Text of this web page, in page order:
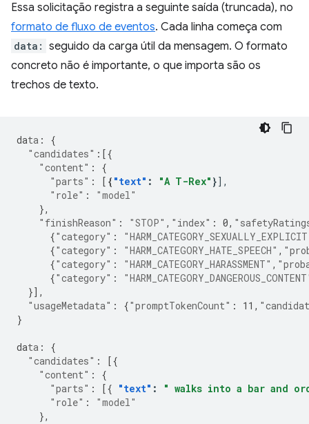
Essa solicitação registra a seguinte saída (truncada), no
formato de fluxo de eventos. Cada linha começa com
data: seguido da carga útil da mensagem. O formato
concreto não é importante, o que importa são os
trechos de texto.
data :
{
"candidates" :[{
"content" :
{
"parts" : [ { "text" : "A T-Rex" }
"role" :
"model"
},
"finishReason" : "STOP" , "index" : 0,
{"category" :
{"category" : "HARM_CATEGORY_HATE_SPEECH" ,
{"category" : "HARM_CATEGORY_HARASSMENT" ,
{"category" :
}],
"usageMetadata" : {"promptTokenCount" : 11 ,
}
data :
{
"candidates" :
[{
"content" :
{
"parts" : [{ "text" :
" walks into a bar and
"role" :
"model"
},